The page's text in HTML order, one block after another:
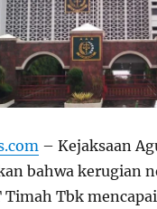
– Kejaksaan
bahwa kerugian
Timah Tbk